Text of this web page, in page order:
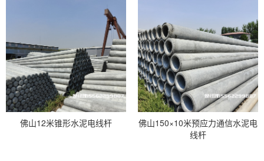
佛山12米锥形水泥电线杆
佛山150×10米预应力通信水泥电
线杆